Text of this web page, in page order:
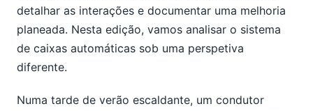
detalhar as interações e documentar uma melhoria
planeada. Nesta edição, vamos analisar o sistema
de caixas automáticas sob uma perspetiva
diferente.
Numa tarde de verão escaldante, um condutor